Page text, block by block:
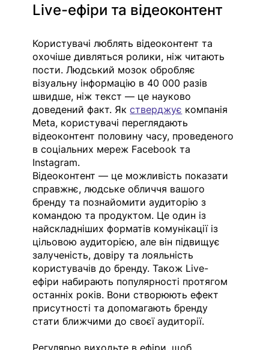
Live-ефіри та відеоконтент
Користувачі люблять відеоконтент та
охочіше дивляться ролики, ніж читають
пости. Людський мозок обробляє
візуальну інформацію в 40 000 разів
швидше, ніж текст — це науково
доведений факт. Як стверджує компанія
Meta, користувачі переглядають
відеоконтент половину часу, проведеного
в соціальних мереж Facebook та
Instagram.
Відеоконтент — це можливість показати
справжнє, людське обличчя вашого
бренду та познайомити аудиторію з
командою та продуктом. Це один із
найскладніших форматів комунікації із
цільовою аудиторією, але він підвищує
залученість, довіру та лояльність
користувачів до бренду. Також Live-
ефіри набирають популярності протягом
останніх років. Вони створюють ефект
присутності та допомагають бренду
стати ближчими до своєї аудиторії.
Регулярно виходьте в ефіри, щоб